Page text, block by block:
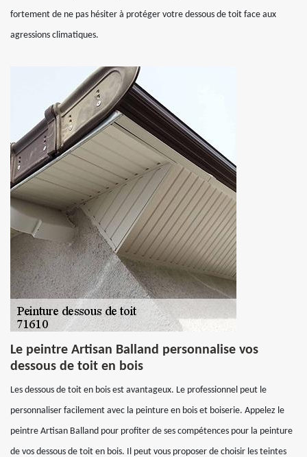
fortement de ne pas hésiter à protéger votre dessous de toit face aux
agressions climatiques.
Le peintre Artisan Balland personnalise vos
dessous de toit en bois
Les dessous de toit en bois est avantageux. Le professionnel peut le
personnaliser facilement avec la peinture en bois et boiserie. Appelez le
peintre Artisan Balland pour profiter de ses compétences pour la peinture
de vos dessous de toit en bois. Il peut vous proposer de choisir les teintes